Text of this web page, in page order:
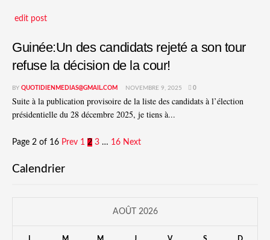
edit post
Guinée:Un des candidats rejeté a son tour
refuse la décision de la cour!
BY QUOTIDIENMEDIAS@GMAIL.COM NOVEMBRE 9, 2025 0
Suite à la publication provisoire de la liste des candidats à l’élection
présidentielle du 28 décembre 2025, je tiens à...
Page 2 of 16 Prev 1 2 3 … 16 Next
Calendrier
AOÛT 2026